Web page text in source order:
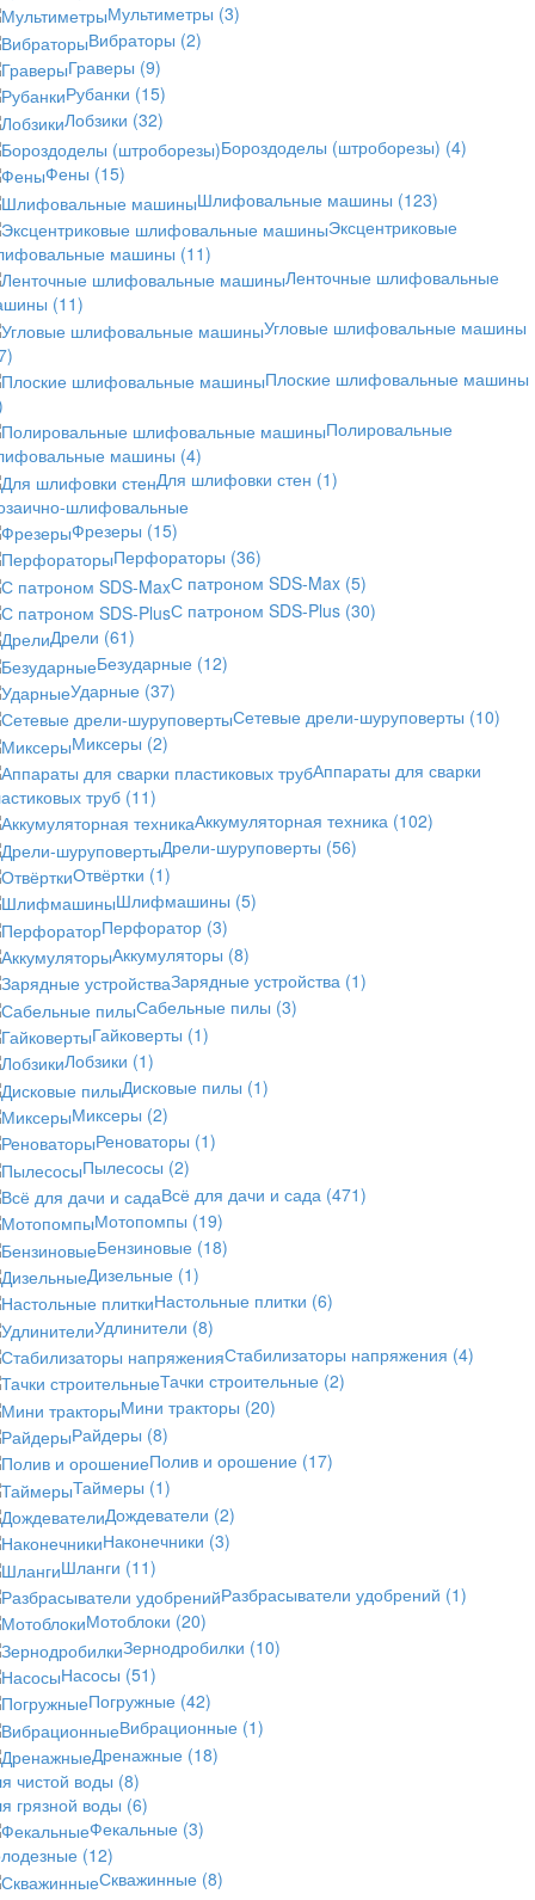
Мультиметры (3)
Вибраторы (2)
Граверы (9)
Рубанки (15)
Лобзики (32)
Бороздоделы (штроборезы) (4)
Фены (15)
Шлифовальные машины (123)
Эксцентриковые
машины (11)
Ленточные шлифовальные
(11)
Угловые шлифовальные машины
Плоские шлифовальные машины
Полировальные
машины (4)
Для шлифовки стен (1)
шлифовальные
Фрезеры (15)
Перфораторы (36)
С патроном SDS-Max (5)
С патроном SDS-Plus (30)
Дрели (61)
Безударные (12)
Ударные (37)
Сетевые дрели-шуруповерты (10)
Миксеры (2)
Аппараты для сварки
труб (11)
Аккумуляторная техника (102)
Дрели-шуруповерты (56)
Отвёртки (1)
Шлифмашины (5)
Перфоратор (3)
Аккумуляторы (8)
Зарядные устройства (1)
Сабельные пилы (3)
Гайковерты (1)
Лобзики (1)
Дисковые пилы (1)
Миксеры (2)
Реноваторы (1)
Пылесосы (2)
Всё для дачи и сада (471)
Мотопомпы (19)
Бензиновые (18)
Дизельные (1)
Настольные плитки (6)
Удлинители (8)
Стабилизаторы напряжения (4)
Тачки строительные (2)
Мини тракторы (20)
Райдеры (8)
Полив и орошение (17)
Таймеры (1)
Дождеватели (2)
Наконечники (3)
Шланги (11)
Разбрасыватели удобрений (1)
Мотоблоки (20)
Зернодробилки (10)
Насосы (51)
Погружные (42)
Вибрационные (1)
Дренажные (18)
чистой воды (8)
грязной воды (6)
Фекальные (3)
(12)
Скважинные (8)